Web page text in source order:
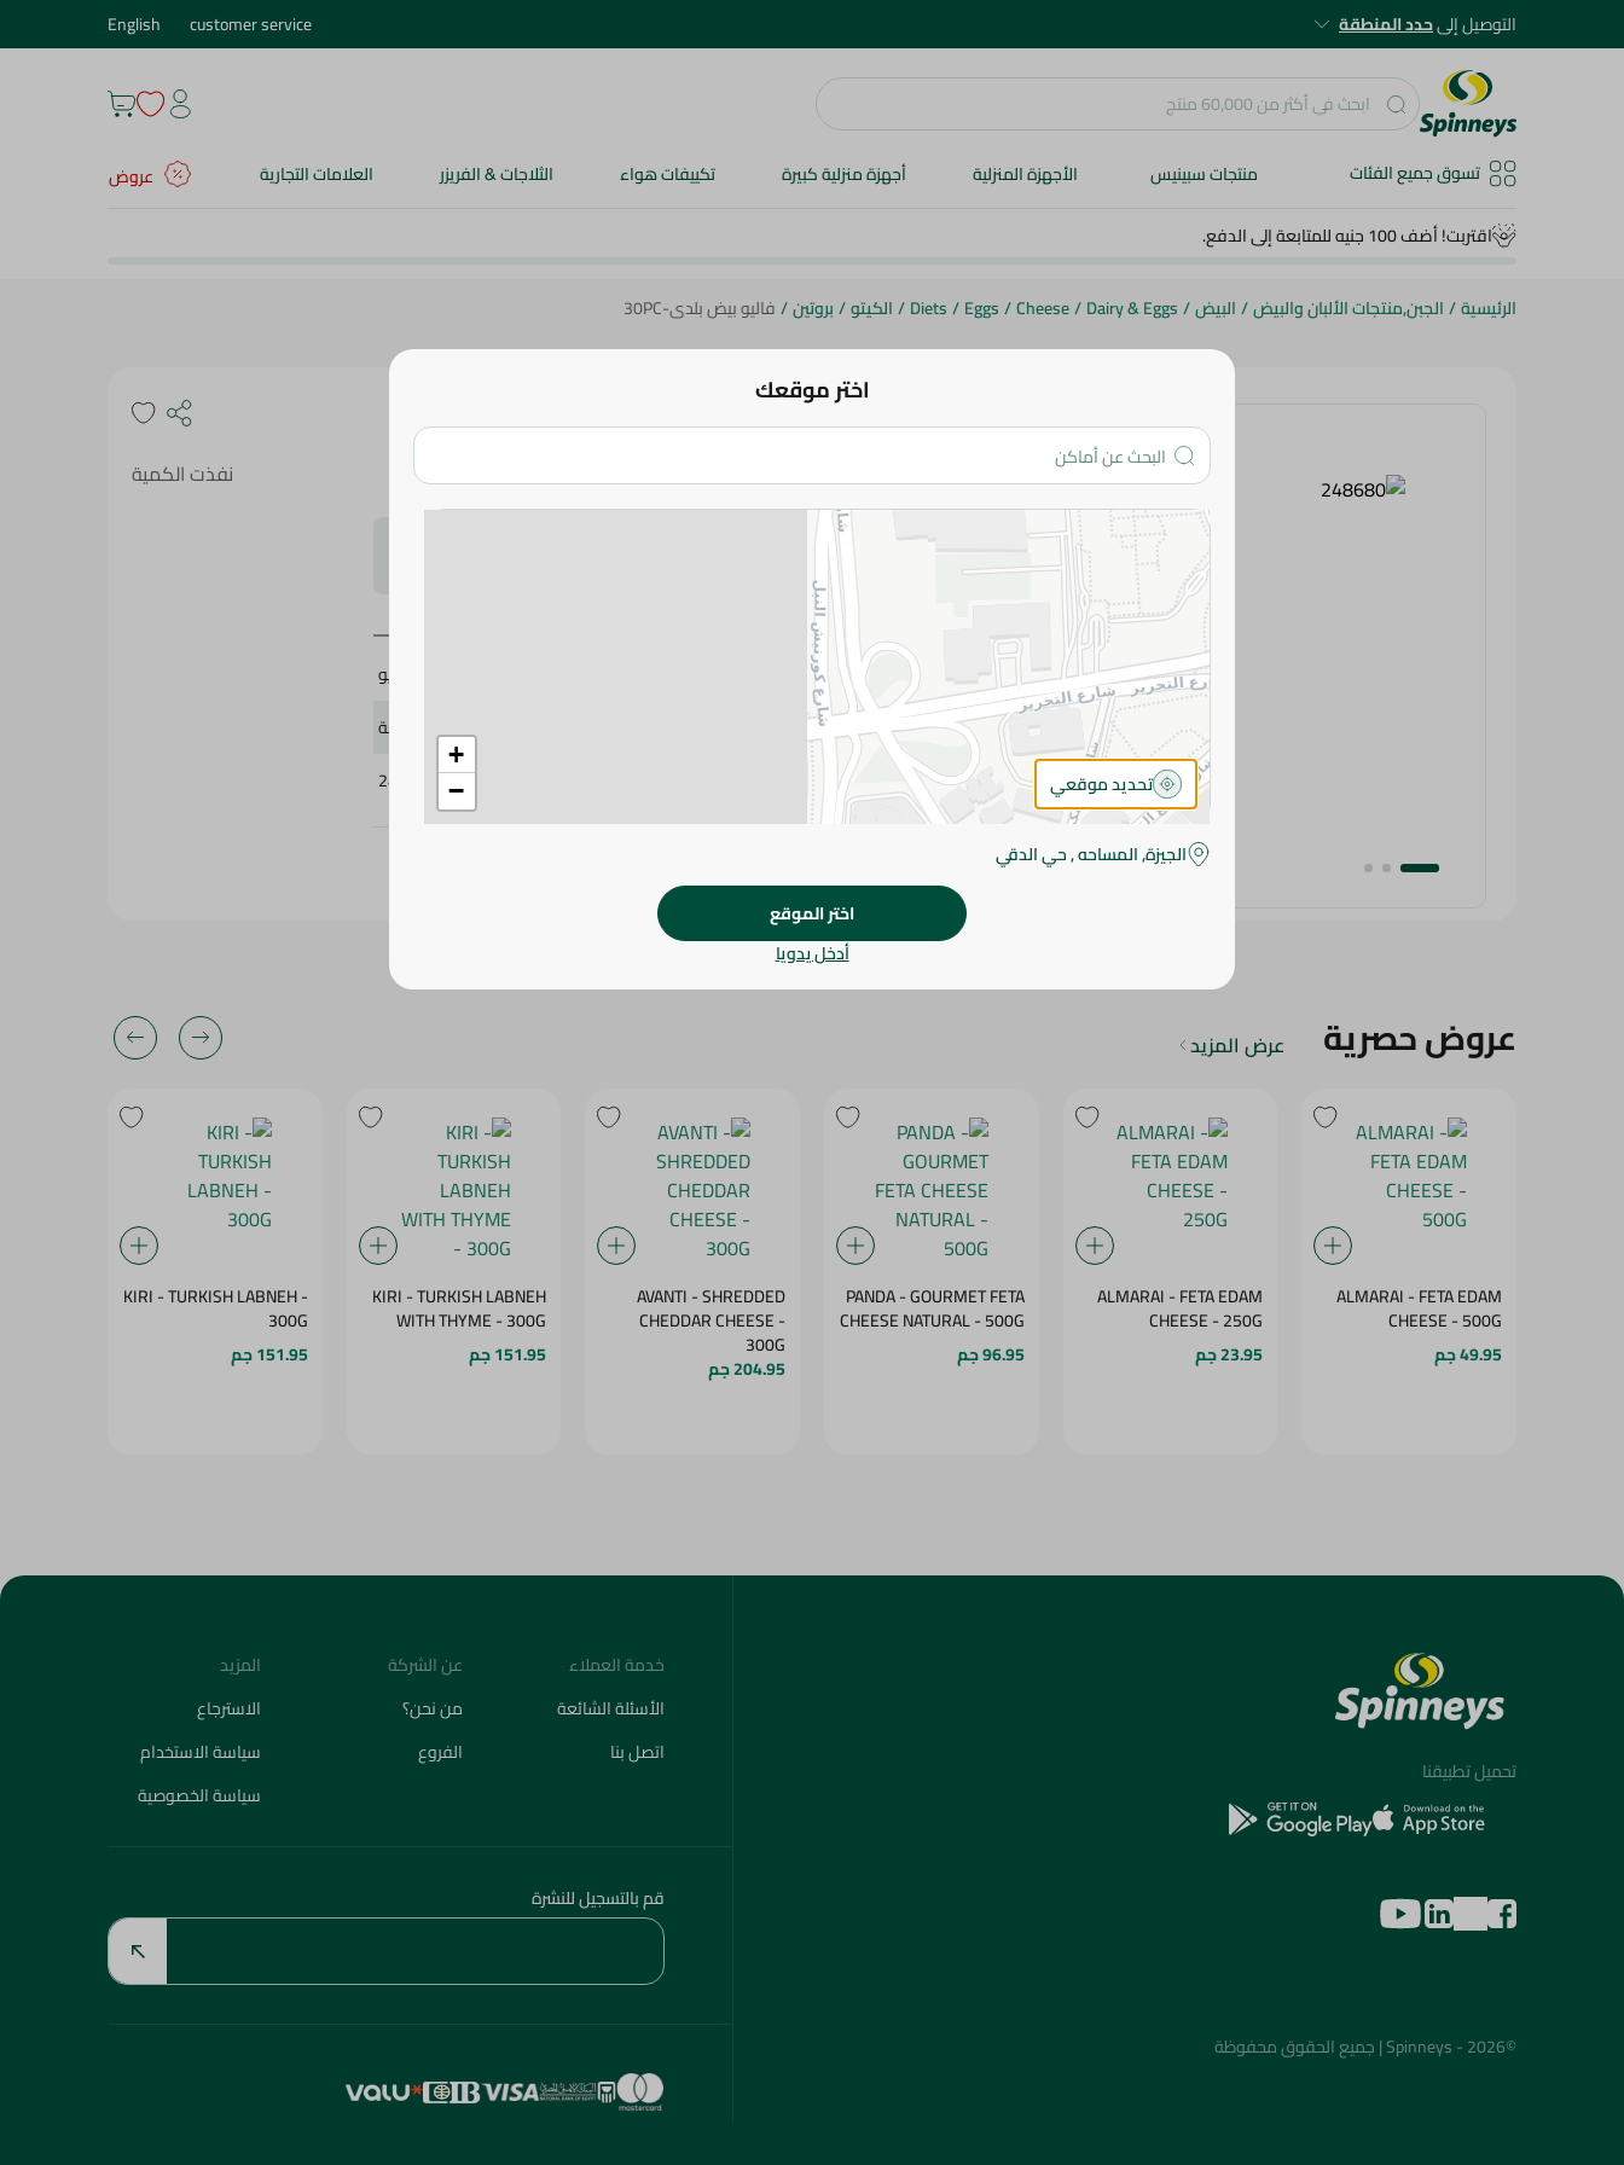
التوصيل إلىحدد المنطقة customer service
English
تسوق جميع الفئات منتجات سبينيس الأجهزة المنزلية أجهزة منزلية كبيرة تكييفات هواء الثلاجات & الفريزر العلامات التجارية
عروض
اقتربت! أضف 100 جنيه للمتابعة إلى الدفع.
الرئيسية/الجبن,منتجات الألبان والبيض/البيض/
Dairy & Eggs
/
Cheese
/
Eggs
/
Diets
/الكيتو/بروتين/فاليو بيض بلدى-30PC
فاليو بيض بلدى-30PC
126.95 جم
نفذت الكمية
يرجى الملاحظة:
طفيف. قد يتغير التعبئة بناءً على التوفر.
المواصفات
براند
فاليو
الكمية
30 قطعة
SKU
248680
عروض حصرية عرض المزيد
ALMARAI - FETA EDAM
CHEESE - 500G
49.95 جم
ALMARAI - FETA EDAM
CHEESE - 250G
23.95 جم
PANDA - GOURMET FETA
CHEESE NATURAL - 500G
96.95 جم
AVANTI - SHREDDED
CHEDDAR CHEESE -
300G
204.95 جم
KIRI - TURKISH LABNEH
WITH THYME - 300G
151.95 جم
KIRI - TURKISH LABNEH -
300G
151.95 جم
اختر موقعك
+
−
تحديد موقعي
الجيزة, المساحه , حي الدقي
اختر الموقع
أدخل يدويا
تحميل تطبيقنا
©2026 - Spinneys | جميع الحقوق محفوظة
خدمة العملاء
الأسئلة الشائعة
اتصل بنا
عن الشركة
من نحن؟
الفروع
المزيد
الاسترجاع
سياسة الاستخدام
سياسة الخصوصية
قم بالتسجيل للنشرة